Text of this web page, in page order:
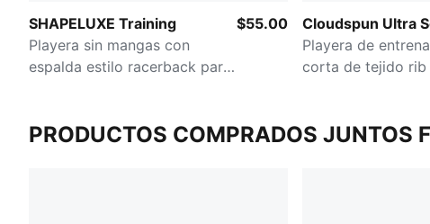
SHAPELUXE Training
Playera sin mangas con
espalda estilo racerback para
$55.00
Cloudspun Ultra
Playera de
corta de tejido rib
PRODUCTOS COMPRADOS JUNTOS